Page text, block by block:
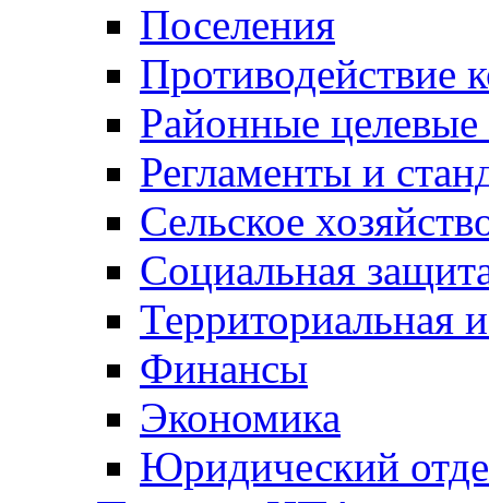
Поселения
Противодействие
Районные
Регламенты и
Сельское
Социальная
Территориальная
Финансы
Экономика
Юридический